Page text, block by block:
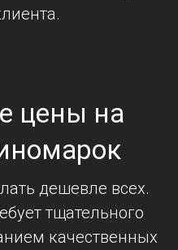
цены на
дешевле всех.
тщательного
качественных